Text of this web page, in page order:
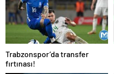
Trabzonspor’da transfer
fırtınası!